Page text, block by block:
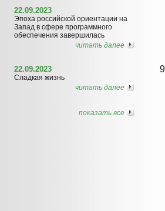
22.09.2023
Эпоха российской ориентации на
Запад в сфере программного
обеспечения завершилась
читать далее
22.09.2023
Сладкая жизнь
читать далее
показать все